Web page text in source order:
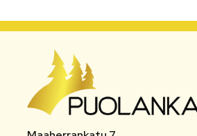
LIITTYMISMAKSUT
TONTIT